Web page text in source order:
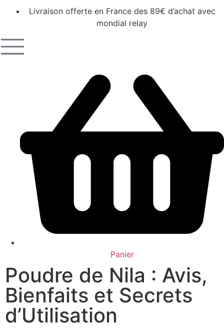
Livraison offerte en France des 89€ d’achat avec
mondial relay
Panier
Poudre de Nila : Avis,
Bienfaits et Secrets
d’Utilisation